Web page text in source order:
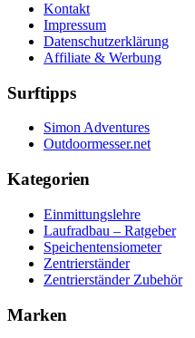
Kontakt
Impressum
Datenschutzerklärung
Affiliate & Werbung
Surftipps
Simon Adventures
Outdoormesser.net
Kategorien
Einmittungslehre
Laufradbau – Ratgeber
Speichentensiometer
Zentrierständer
Zentrierständer Zubehör
Marken